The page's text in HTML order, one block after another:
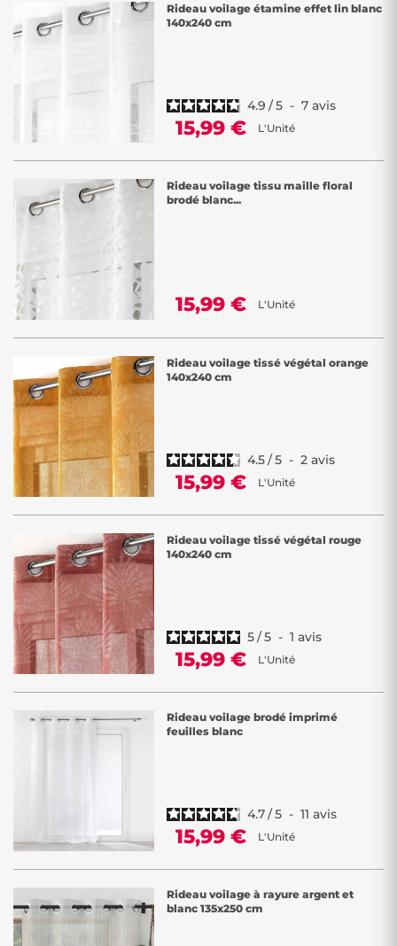
Rideau voilage étamine effet lin blanc
140x240 cm
4.9 /5 - 7 avis
15,99 € L'Unité
Rideau voilage tissu maille floral
brodé blanc...
15,99 € L'Unité
Rideau voilage tissé végétal orange
140x240 cm
4.5/5 - 2 avis
15,99 € L'Unité
Rideau voilage tissé végétal rouge
140x240 cm
5/5 - 1 avis
15,99 € L'Unité
Rideau voilage brodé imprimé
feuilles blanc
4.7/5 - 11 avis
15,99 € L'Unité
Rideau voilage à rayure argent et
blanc 135x250 cm